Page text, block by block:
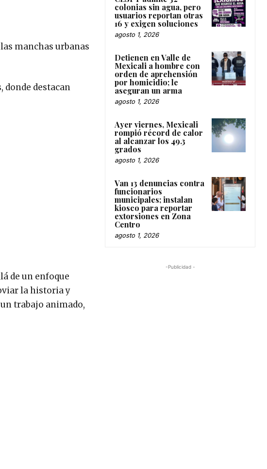
manchas urbanas
donde destacan
de un enfoque
la historia y
trabajo animado,
colonias sin agua, pero
usuarios reportan otras
16 y exigen soluciones
agosto 1, 2026
Detienen en Valle de
Mexicali a hombre con
orden de aprehensión
por homicidio; le
aseguran un arma
agosto 1, 2026
Ayer viernes, Mexicali
rompió récord de calor
al alcanzar los 49.3
grados
agosto 1, 2026
Van 13 denuncias contra
funcionarios
municipales; instalan
kiosco para reportar
extorsiones en Zona
Centro
agosto 1, 2026
-Publicidad -